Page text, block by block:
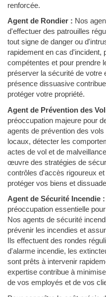
renforcée.
Agent de Rondier : Nos
d'effectuer des patrouilles
tout signe de danger ou
rapidement en cas d'incident,
compétentes et pour prendre
préserver la sécurité de votre
présence dissuasive
protéger votre propriété.
Agent de Prévention des
préoccupation majeure pour
agents de prévention des
locaux, détecter les
actes de vol et de
œuvre des stratégies de
contrôles d'accès rigoureux
protéger vos biens et
Agent de Sécurité Incendie :
préoccupation essentielle
Nos agents de sécurité
prévenir les incendies et
Ils effectuent des rondes
d'alarme incendie, les
sont prêts à intervenir
expertise contribue à
de vos employés et de vos